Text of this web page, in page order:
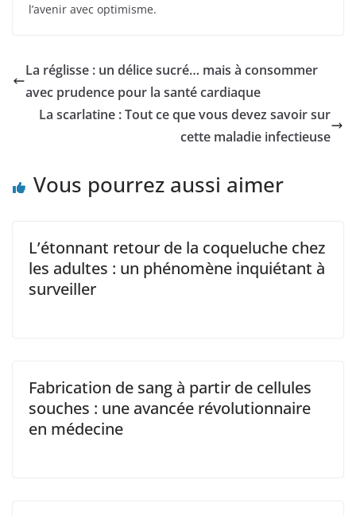
l’avenir avec optimisme.
La réglisse : un délice sucré… mais à consommer
avec prudence pour la santé cardiaque
La scarlatine : Tout ce que vous devez savoir sur
cette maladie infectieuse
Vous pourrez aussi aimer
L’étonnant retour de la coqueluche chez
les adultes : un phénomène inquiétant à
surveiller
Fabrication de sang à partir de cellules
souches : une avancée révolutionnaire
en médecine